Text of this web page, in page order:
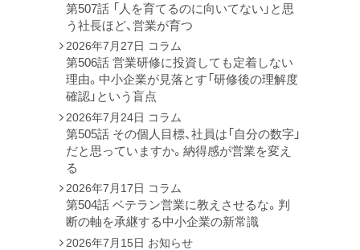
第507話 「人を育てるのに向いてない」と思
う社長ほど、営業が育つ
2026年7月27日 コラム
第506話 営業研修に投資しても定着しない
理由。中小企業が見落とす「研修後の理解度
確認」という盲点
2026年7月24日 コラム
第505話 その個人目標、社員は「自分の数字」
だと思っていますか。納得感が営業を変え
る
2026年7月17日 コラム
第504話 ベテラン営業に教えさせるな。判
断の軸を承継する中小企業の新常識
2026年7月15日 お知らせ